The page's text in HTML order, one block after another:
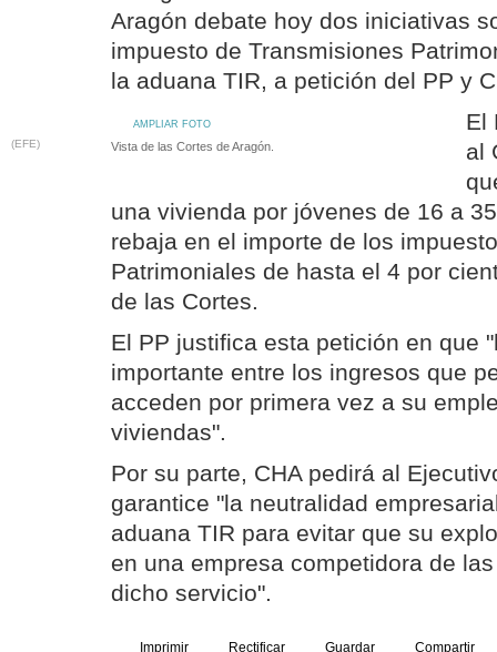
Aragón debate hoy dos iniciativas
impuesto de Transmisiones
la aduana TIR, a petición del PP y
AMPLIAR FOTO
(EFE) Vista de las Cortes de Aragón.
El
al
una vivienda por jóvenes de 16 a
rebaja en el importe de los
Patrimoniales de hasta el 4 por
de las Cortes.
El PP justifica esta petición en que
importante entre los ingresos que
acceden por primera vez a su
viviendas".
Por su parte, CHA pedirá al
garantice "la neutralidad
aduana TIR para evitar que su
en una empresa competidora de
dicho servicio".
Imprimir Rectificar Guardar Compartir